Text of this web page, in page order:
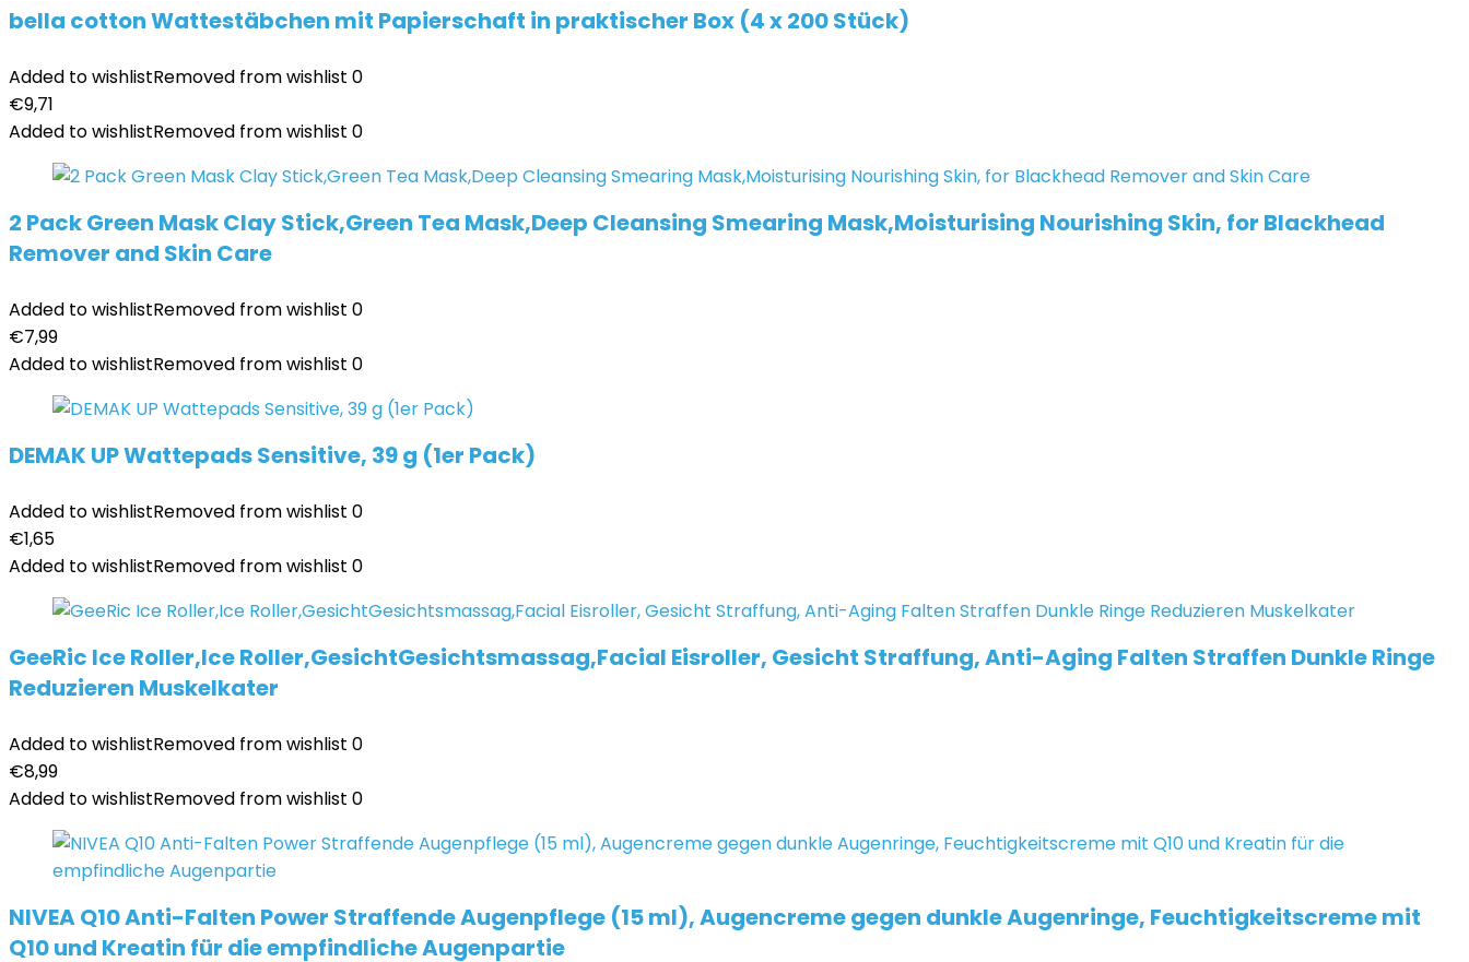
bella cotton Wattestäbchen mit Papierschaft in praktischer Box (4 x 200 Stück)
Added to wishlistRemoved from wishlist 0
€9,71
Added to wishlistRemoved from wishlist 0
2 Pack Green Mask Clay Stick,Green Tea Mask,Deep Cleansing Smearing Mask,Moisturising Nourishing Skin, for Blackhead
Remover and Skin Care
Added to wishlistRemoved from wishlist 0
€7,99
Added to wishlistRemoved from wishlist 0
DEMAK UP Wattepads Sensitive, 39 g (1er Pack)
Added to wishlistRemoved from wishlist 0
€1,65
Added to wishlistRemoved from wishlist 0
GeeRic Ice Roller,Ice Roller,GesichtGesichtsmassag,Facial Eisroller, Gesicht Straffung, Anti-Aging Falten Straffen Dunkle Ringe
Reduzieren Muskelkater
Added to wishlistRemoved from wishlist 0
€8,99
Added to wishlistRemoved from wishlist 0
NIVEA Q10 Anti-Falten Power Straffende Augenpflege (15 ml), Augencreme gegen dunkle Augenringe, Feuchtigkeitscreme mit
Q10 und Kreatin für die empfindliche Augenpartie